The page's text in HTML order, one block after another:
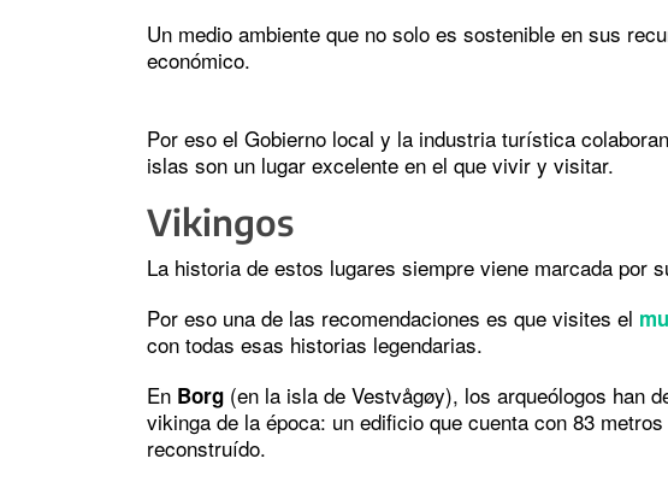
Un medio ambiente que no solo es sostenible en sus
económico.
Por eso el Gobierno local y la industria turística
islas son un lugar excelente en el que vivir y visitar.
Vikingos
La historia de estos lugares siempre viene marcada por
Por eso una de las recomendaciones es que visites el
con todas esas historias legendarias.
En Borg (en la isla de Vestvågøy), los arqueólogos han
vikinga de la época: un edificio que cuenta con 83
reconstruído.